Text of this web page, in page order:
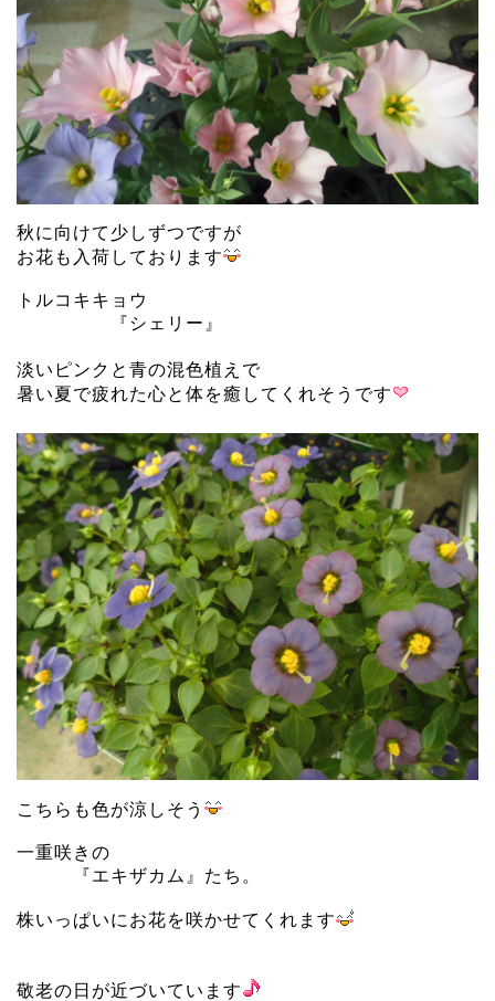
秋に向けて少しずつですが
お花も入荷しております
トルコキキョウ
『シェリー』
淡いピンクと青の混色植えで
暑い夏で疲れた心と体を癒してくれそうです
こちらも色が涼しそう
一重咲きの
『エキザカム』たち。
株いっぱいにお花を咲かせてくれます
敬老の日が近づいています